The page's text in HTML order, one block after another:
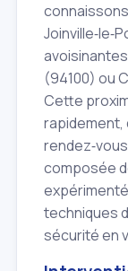
(94100) ou
Cette
rapidement,
composée
techniques
sécurité en